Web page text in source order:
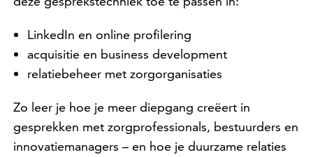
LinkedIn en online profilering
acquisitie en business development
relatiebeheer met zorgorganisaties
Zo leer je hoe je meer diepgang creëert in
gesprekken met zorgprofessionals, bestuurders en
innovatiemanagers – en hoe je duurzame relaties